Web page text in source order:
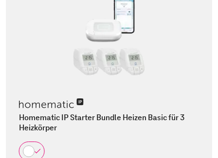
Homematic IP Starter Bundle Heizen Basic für 3
Heizkörper